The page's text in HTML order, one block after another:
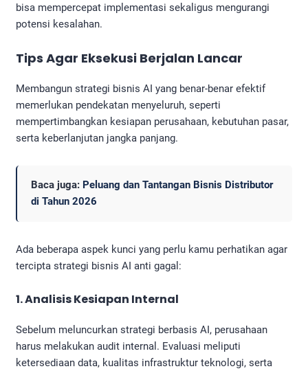
bisa mempercepat implementasi sekaligus mengurangi
potensi kesalahan.
Tips Agar Eksekusi Berjalan Lancar
Membangun strategi bisnis AI yang benar-benar efektif
memerlukan pendekatan menyeluruh, seperti
mempertimbangkan kesiapan perusahaan, kebutuhan pasar,
serta keberlanjutan jangka panjang.
Baca juga: Peluang dan Tantangan Bisnis Distributor
di Tahun 2026
Ada beberapa aspek kunci yang perlu kamu perhatikan agar
tercipta strategi bisnis AI anti gagal:
1. Analisis Kesiapan Internal
Sebelum meluncurkan strategi berbasis AI, perusahaan
harus melakukan audit internal. Evaluasi meliputi
ketersediaan data, kualitas infrastruktur teknologi, serta